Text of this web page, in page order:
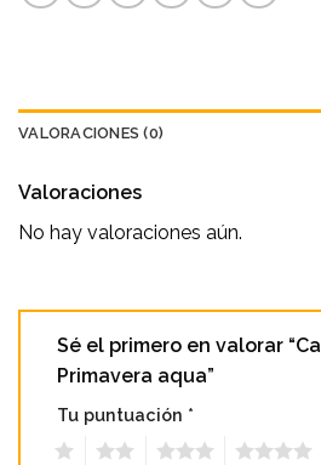
VALORACIONES (0)
Valoraciones
No hay valoraciones aún.
Sé el primero en valorar
Primavera aqua”
Tu puntuación *